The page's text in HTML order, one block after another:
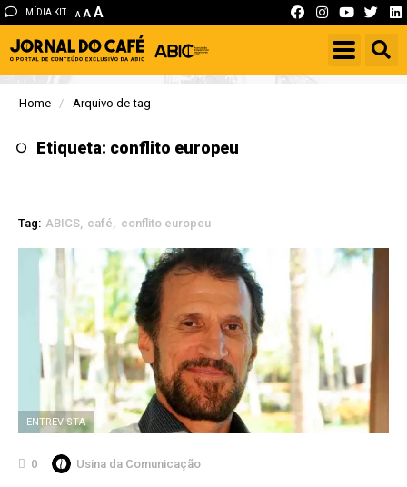
MÍDIA KIT A A A
Home Arquivo de tag
Etiqueta: conflito europeu
Tag: ABICS café conflito europeu
ENTREVISTA
0 Usina da Comunicação